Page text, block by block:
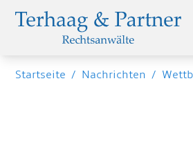
Startseite / Nachrichten /